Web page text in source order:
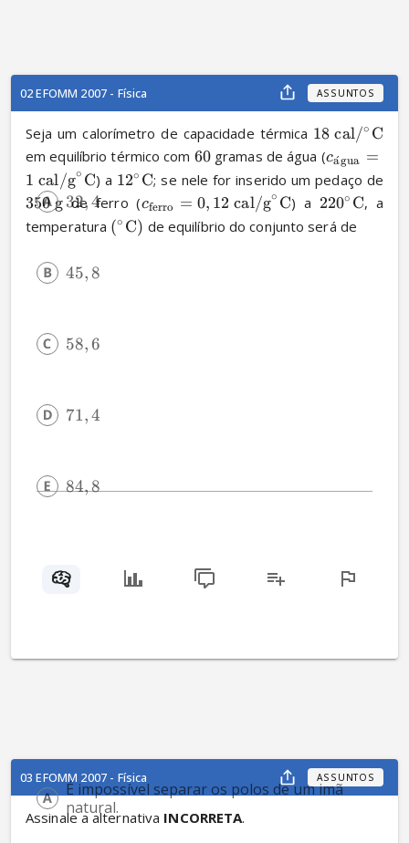
02 EFOMM 2007 - Física ASSUNTOS
Seja um calorímetro de capacidade térmica 18 cal/∘ C
em equilíbrio térmico com 60 gramas de água (ca
ˊgua =
1 cal/g∘ C) a 12∘ C; se nele for inserido um pedaço de
350 g de ferro (cferro = 0, 12 cal/g∘ C) a 220∘ C, a
temperatura (∘ C) de equilíbrio do conjunto será de
32,4
45, 8
58,6
71,4
84,8
03 EFOMM 2007 - Física ASSUNTOS
Assinale a alternativa INCORRETA.
É impossível separar os polos de um imã
natural.